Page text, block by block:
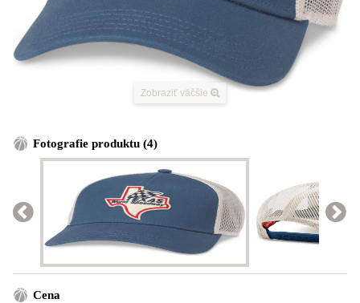
Zobraziť väčšie
Fotografie produktu (4)
Cena